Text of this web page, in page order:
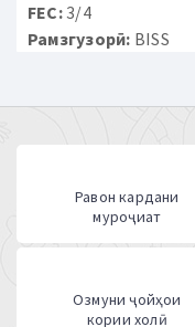
FEC:3/4
Рамзгузорӣ: BISS
Равон кардани
муроҷиат
Озмуни ҷойҳои
кории холӣ